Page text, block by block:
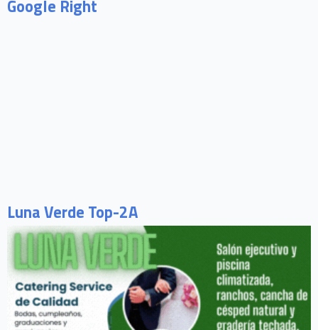
Google Right
Luna Verde Top-2A